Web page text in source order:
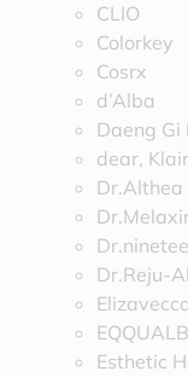
CLIO
Colorkey
Cosrx
d’Alba
Daeng Gi
dear,
Dr.Althea
Dr.Reju-
Esthetic